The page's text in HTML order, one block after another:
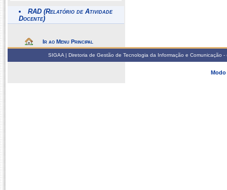
RAD (Relatório de Atividade
Docente)
Ir ao Menu Principal
SIGAA | Diretoria de Gestão de Tecnologia da Informação e
Modo